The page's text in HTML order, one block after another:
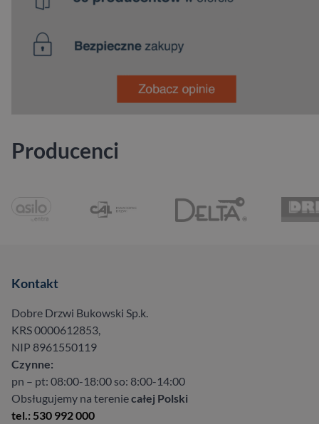
Producenci
Kontakt
Dobre Drzwi Bukowski Sp.k.
KRS 0000612853,
NIP 8961550119
Czynne:
pn – pt: 08:00-18:00 so: 8:00-14:00
Obsługujemy na tereniecałej Polski
tel.: 530 992 000